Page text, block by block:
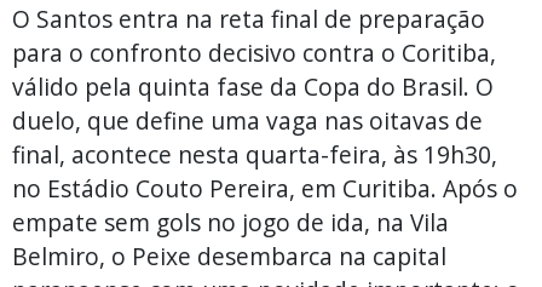
O Santos entra na reta final de preparação
para o confronto decisivo contra o Coritiba,
válido pela quinta fase da Copa do Brasil. O
duelo, que define uma vaga nas oitavas de
final, acontece nesta quarta-feira, às 19h30,
no Estádio Couto Pereira, em Curitiba. Após o
empate sem gols no jogo de ida, na Vila
Belmiro, o Peixe desembarca na capital